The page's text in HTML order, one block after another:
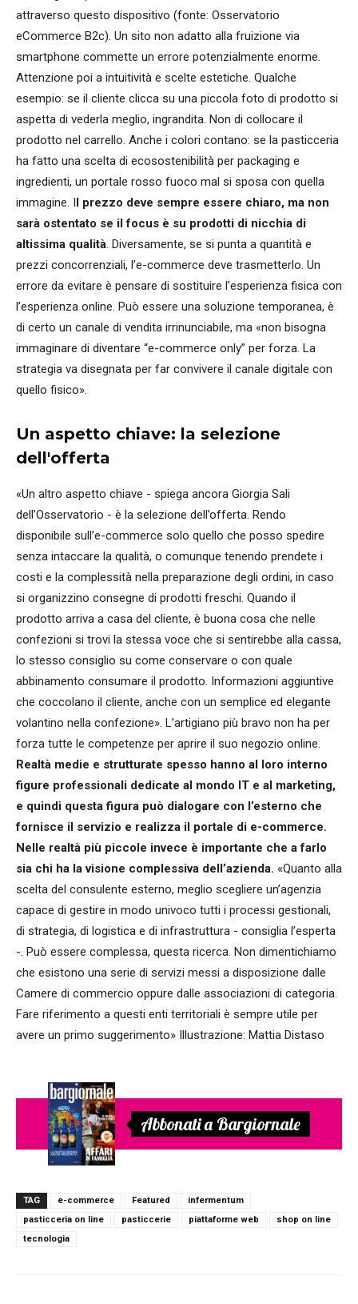
attraverso questo dispositivo (fonte: Osservatorio
eCommerce B2c). Un sito non adatto alla fruizione via
smartphone commette un errore potenzialmente enorme.
Attenzione poi a intuitività e scelte estetiche. Qualche
esempio: se il cliente clicca su una piccola foto di prodotto si
aspetta di vederla meglio, ingrandita. Non di collocare il
prodotto nel carrello. Anche i colori contano: se la pasticceria
ha fatto una scelta di ecosostenibilità per packaging e
ingredienti, un portale rosso fuoco mal si sposa con quella
immagine. Il prezzo deve sempre essere chiaro, ma non
sarà ostentato se il focus è su prodotti di nicchia di
altissima qualità. Diversamente, se si punta a quantità e
prezzi concorrenziali, l’e-commerce deve trasmetterlo. Un
errore da evitare è pensare di sostituire l’esperienza fisica con
l’esperienza online. Può essere una soluzione temporanea, è
di certo un canale di vendita irrinunciabile, ma «non bisogna
immaginare di diventare “e-commerce only” per forza. La
strategia va disegnata per far convivere il canale digitale con
quello fisico».
Un aspetto chiave: la selezione
dell'offerta
«Un altro aspetto chiave - spiega ancora Giorgia Sali
dell’Osservatorio - è la selezione dell’offerta. Rendo
disponibile sull’e-commerce solo quello che posso spedire
senza intaccare la qualità, o comunque tenendo prendete i
costi e la complessità nella preparazione degli ordini, in caso
si organizzino consegne di prodotti freschi. Quando il
prodotto arriva a casa del cliente, è buona cosa che nelle
confezioni si trovi la stessa voce che si sentirebbe alla cassa,
lo stesso consiglio su come conservare o con quale
abbinamento consumare il prodotto. Informazioni aggiuntive
che coccolano il cliente, anche con un semplice ed elegante
volantino nella confezione». L’artigiano più bravo non ha per
forza tutte le competenze per aprire il suo negozio online.
Realtà medie e strutturate spesso hanno al loro interno
figure professionali dedicate al mondo IT e al marketing,
e quindi questa figura può dialogare con l’esterno che
fornisce il servizio e realizza il portale di e-commerce.
Nelle realtà più piccole invece è importante che a farlo
sia chi ha la visione complessiva dell’azienda. «Quanto alla
scelta del consulente esterno, meglio scegliere un’agenzia
capace di gestire in modo univoco tutti i processi gestionali,
di strategia, di logistica e di infrastruttura - consiglia l’esperta
-. Può essere complessa, questa ricerca. Non dimentichiamo
che esistono una serie di servizi messi a disposizione dalle
Camere di commercio oppure dalle associazioni di categoria.
Fare riferimento a questi enti territoriali è sempre utile per
avere un primo suggerimento» Illustrazione: Mattia Distaso
Abbonati a Bargiornale
TAG e-commerce Featured
infermentum
pasticceria on line
pasticcerie piattaforme web
shop on line
tecnologia